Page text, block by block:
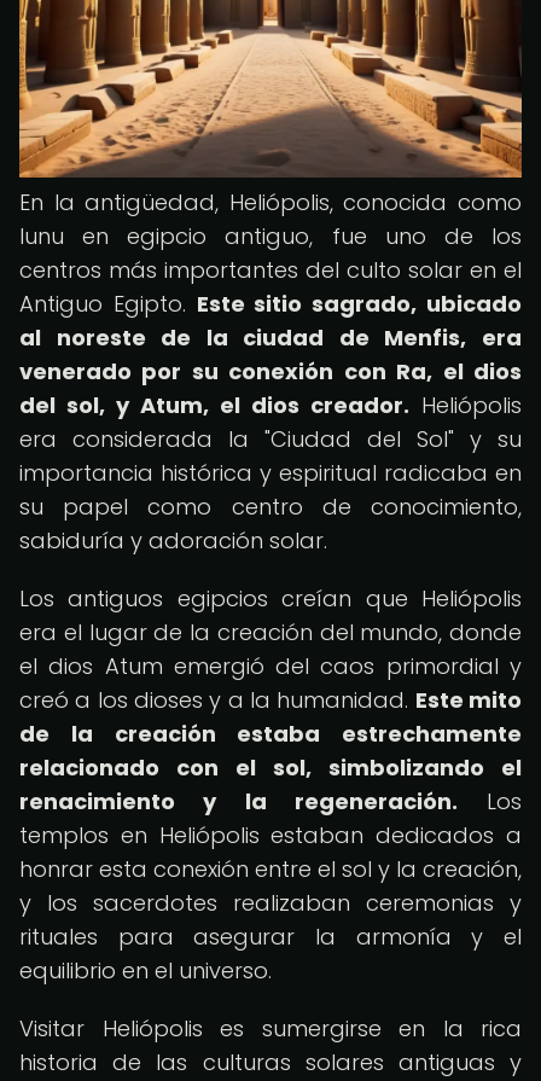
En la antigüedad, Heliópolis, conocida como
Iunu en egipcio antiguo, fue uno de los
centros más importantes del culto solar en el
Antiguo Egipto. Este sitio sagrado, ubicado
al noreste de la ciudad de Menfis, era
venerado por su conexión con Ra, el dios
del sol, y Atum, el dios creador. Heliópolis
era considerada la "Ciudad del Sol" y su
importancia histórica y espiritual radicaba en
su papel como centro de conocimiento,
sabiduría y adoración solar.
Los antiguos egipcios creían que Heliópolis
era el lugar de la creación del mundo, donde
el dios Atum emergió del caos primordial y
creó a los dioses y a la humanidad. Este mito
de la creación estaba estrechamente
relacionado con el sol, simbolizando el
renacimiento y la regeneración. Los
templos en Heliópolis estaban dedicados a
honrar esta conexión entre el sol y la creación,
y los sacerdotes realizaban ceremonias y
rituales para asegurar la armonía y el
equilibrio en el universo.
Visitar Heliópolis es sumergirse en la rica
historia de las culturas solares antiguas y